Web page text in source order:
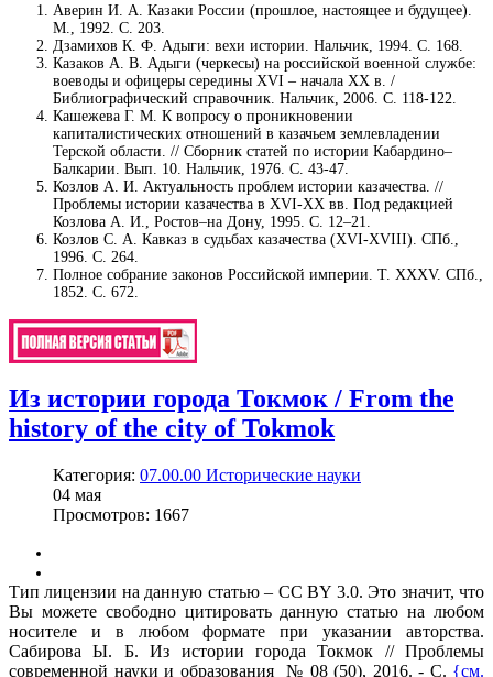
Аверин И. А. Казаки России (прошлое, настоящее и будущее).
М., 1992. С. 203.
Дзамихов К. Ф. Адыги: вехи истории. Нальчик, 1994. С. 168.
Казаков А. В. Адыги (черкесы) на российской военной службе:
воеводы и офицеры середины XVI – начала XX в. /
Библиографический справочник. Нальчик, 2006. С. 118-122.
Кашежева Г. М. К вопросу о проникновении
капиталистических отношений в казачьем землевладении
Терской области. // Сборник статей по истории Кабардино–
Балкарии. Вып. 10. Нальчик, 1976. С. 43-47.
Козлов А. И. Актуальность проблем истории казачества. //
Проблемы истории казачества в XVI-XX вв. Под редакцией
Козлова А. И., Ростов–на Дону, 1995. С. 12–21.
Козлов С. А. Кавказ в судьбах казачества (XVI-XVIII). СПб.,
1996. С. 264.
Полное собрание законов Российской империи. Т. XXXV. СПб.,
1852. С. 672.
Из истории города Токмок / From the
history of the city of Tokmok
Категория: 07.00.00 Исторические науки
04 мая
Просмотров: 1667
Тип лицензии на данную статью – CC BY 3.0. Это значит, что
Вы можете свободно цитировать данную статью на любом
носителе и в любом формате при указании авторства.
Сабирова Ы. Б. Из истории города Токмок // Проблемы
современной науки и образования № 08 (50), 2016. - С. {см.